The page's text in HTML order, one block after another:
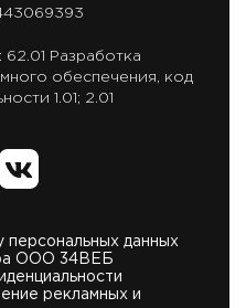
Разработка
обеспечения, код
1.01; 2.01
персональных данных
ООО 34ВЕБ
рекламных и